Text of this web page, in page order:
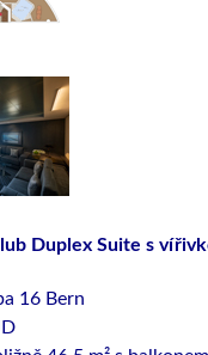
Duplex Suite s
16 Bern